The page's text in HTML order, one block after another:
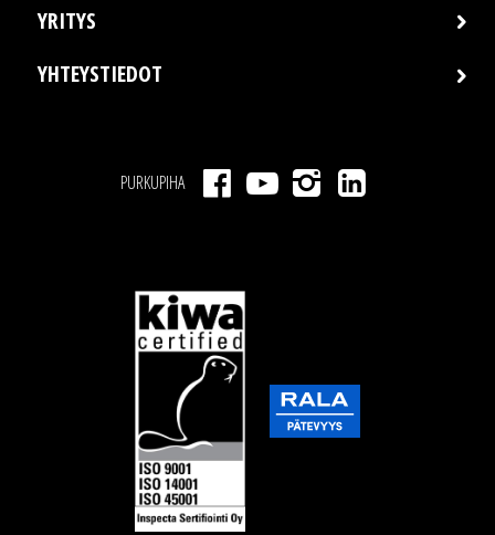
YRITYS
YHTEYSTIEDOT
PURKUPIHA